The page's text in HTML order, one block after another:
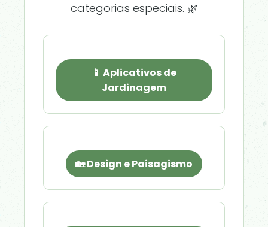
categorias especiais. 🌿
📱 Aplicativos de
Jardinagem
🏡 Design e Paisagismo